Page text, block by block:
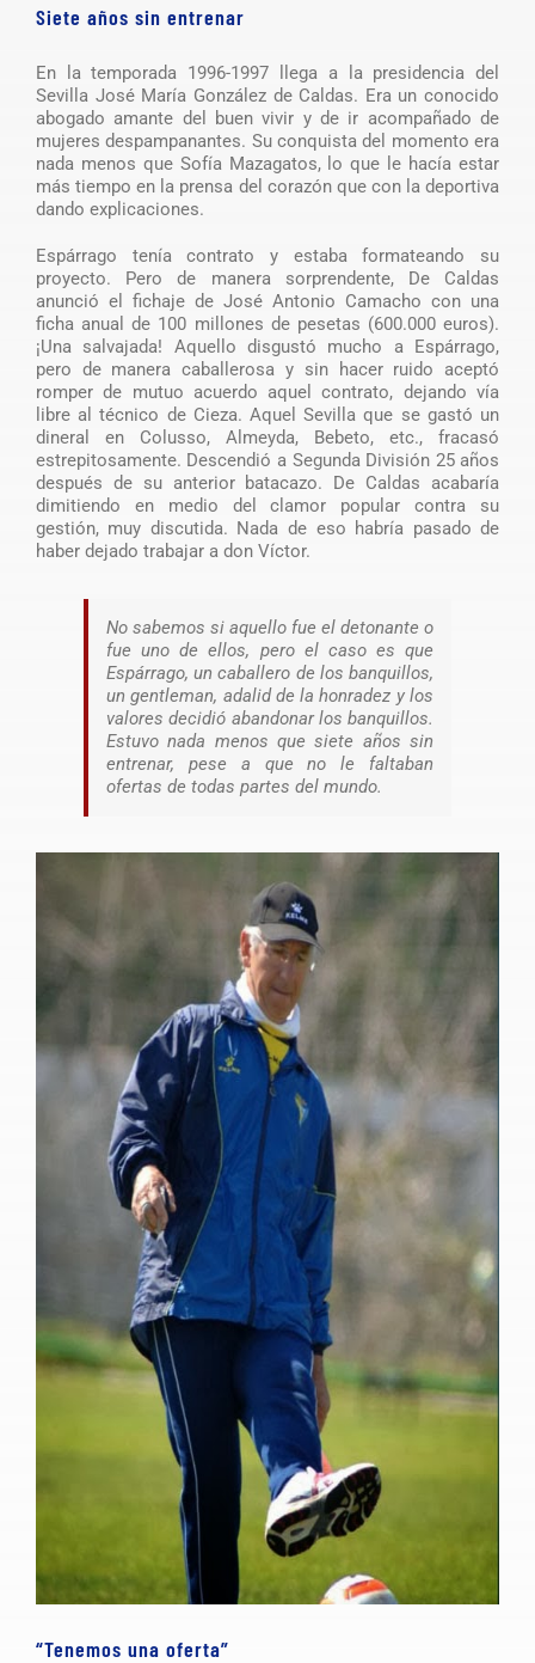
Siete años sin entrenar
En la temporada 1996-1997 llega a la presidencia del
Sevilla José María González de Caldas. Era un conocido
abogado amante del buen vivir y de ir acompañado de
mujeres despampanantes. Su conquista del momento era
nada menos que Sofía Mazagatos, lo que le hacía estar
más tiempo en la prensa del corazón que con la deportiva
dando explicaciones.
Espárrago tenía contrato y estaba formateando su
proyecto. Pero de manera sorprendente, De Caldas
anunció el fichaje de José Antonio Camacho con una
ficha anual de 100 millones de pesetas (600.000 euros).
¡Una salvajada! Aquello disgustó mucho a Espárrago,
pero de manera caballerosa y sin hacer ruido aceptó
romper de mutuo acuerdo aquel contrato, dejando vía
libre al técnico de Cieza. Aquel Sevilla que se gastó un
dineral en Colusso, Almeyda, Bebeto, etc., fracasó
estrepitosamente. Descendió a Segunda División 25 años
después de su anterior batacazo. De Caldas acabaría
dimitiendo en medio del clamor popular contra su
gestión, muy discutida. Nada de eso habría pasado de
haber dejado trabajar a don Víctor.
No sabemos si aquello fue el detonante o
fue uno de ellos, pero el caso es que
Espárrago, un caballero de los banquillos,
un gentleman, adalid de la honradez y los
valores decidió abandonar los banquillos.
Estuvo nada menos que siete años sin
entrenar, pese a que no le faltaban
ofertas de todas partes del mundo.
“Tenemos una oferta”